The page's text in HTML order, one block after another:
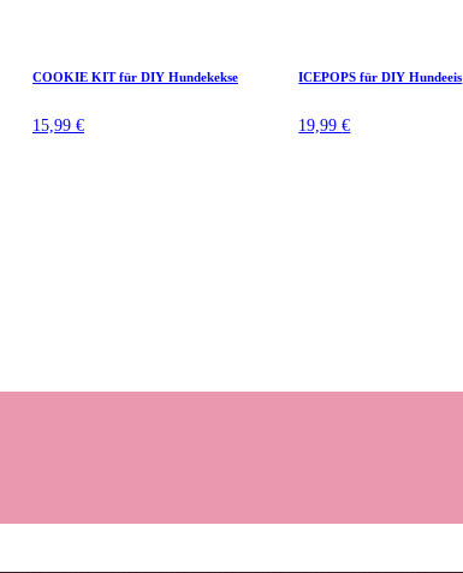
COOKIE KIT für DIY Hundekekse
15,99 €
ICEPOPS für DIY Hundeeis
19,99€